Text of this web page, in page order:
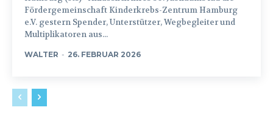
Fördergemeinschaft Kinderkrebs-Zentrum Hamburg
e.V. gestern Spender, Unterstützer, Wegbegleiter und
Multiplikatoren aus...
WALTER - 26. FEBRUAR 2026